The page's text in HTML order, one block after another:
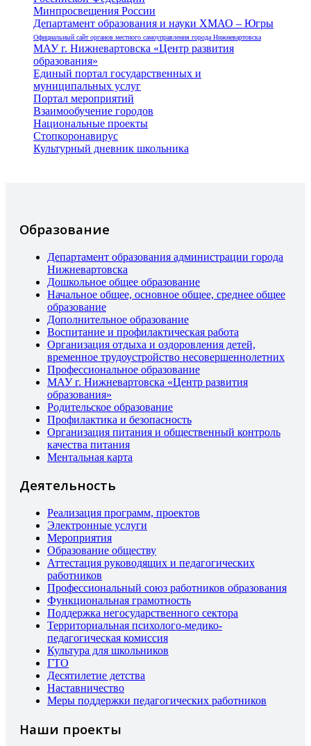
Минпросвещения России
Департамент образования и науки ХМАО – Югры
Официальный сайт органов местного самоуправления города Нижневартовска
МАУ г. Нижневартовска «Центр развития
образования»
Единый портал государственных и
муниципальных услуг
Портал мероприятий
Взаимообучение городов
Национальные проекты
Стопкоронавирус
Культурный дневник школьника
Образование
Департамент образования администрации города
Нижневартовска
Дошкольное общее образование
Начальное общее, основное общее, среднее общее
образование
Дополнительное образование
Воспитание и профилактическая работа
Организация отдыха и оздоровления детей,
временное трудоустройство несовершеннолетних
Профессиональное образование
МАУ г. Нижневартовска «Центр развития
образования»
Родительское образование
Профилактика и безопасность
Организация питания и общественный контроль
качества питания
Ментальная карта
Деятельность
Реализация программ, проектов
Электронные услуги
Мероприятия
Образование обществу
Аттестация руководящих и педагогических
работников
Профессиональный союз работников образования
Функциональная грамотность
Поддержка негосударственного сектора
Территориальная психолого-медико-
педагогическая комиссия
Культура для школьников
ГТО
Десятилетие детства
Наставничество
Меры поддержки педагогических работников
Наши проекты